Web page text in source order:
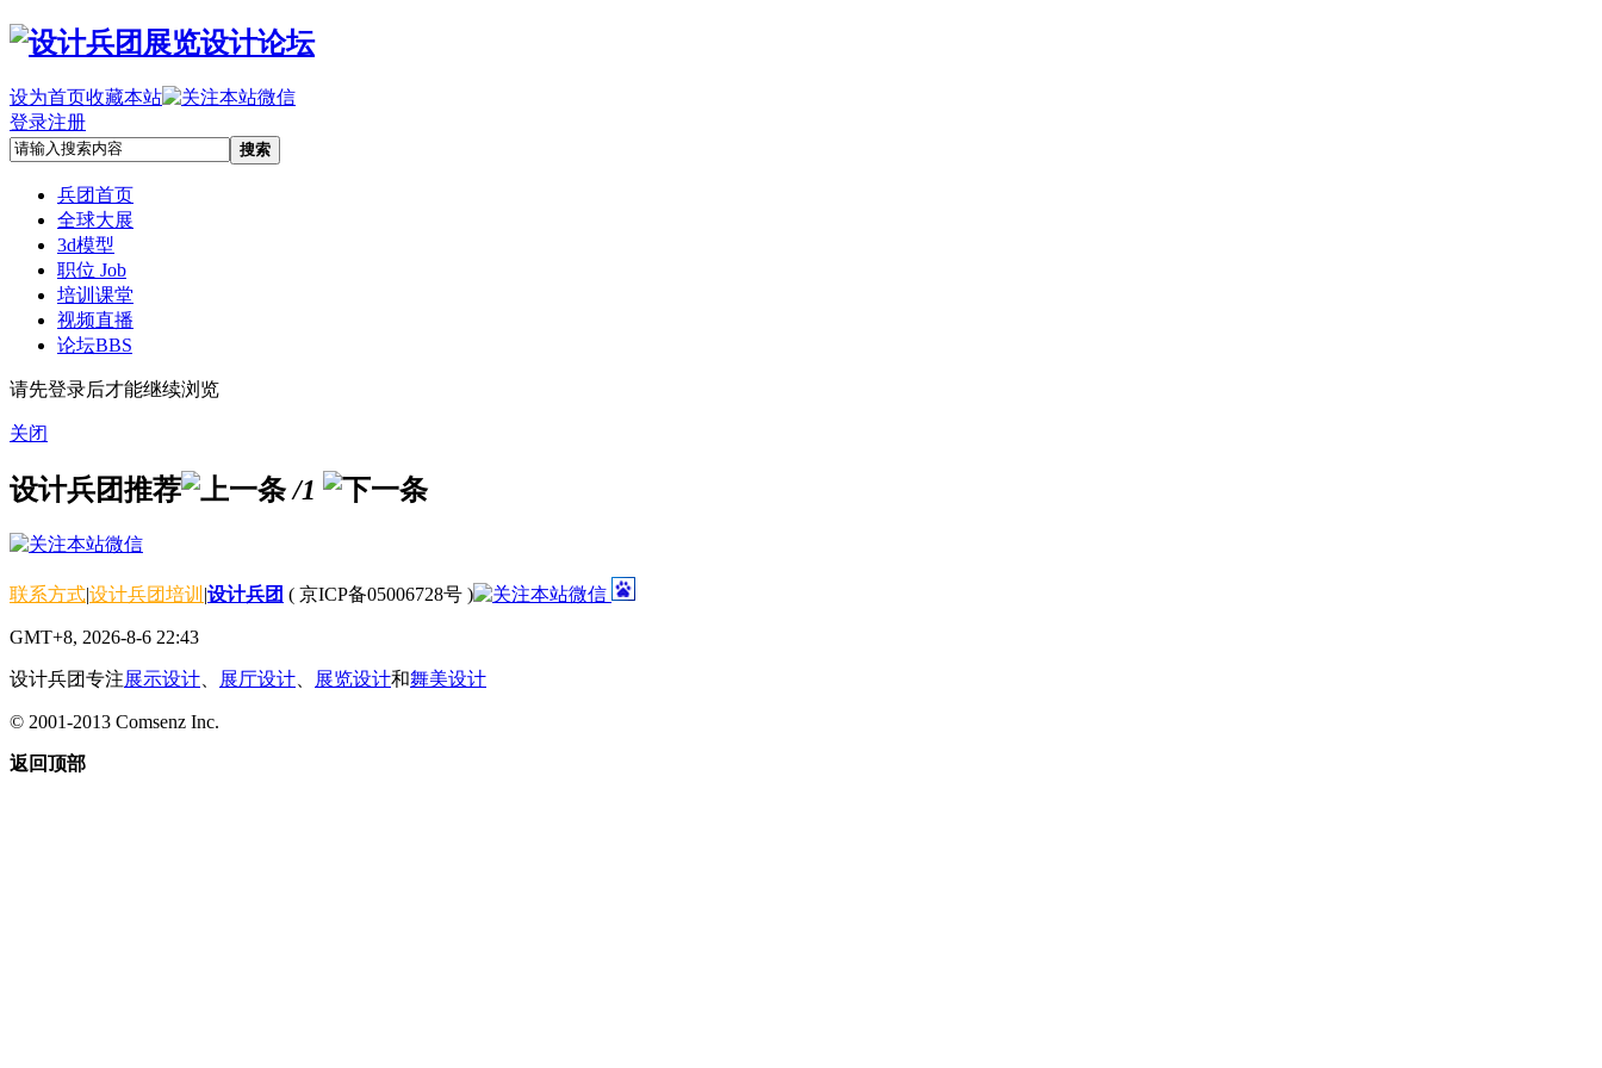
设为首页收藏本站
登录注册
搜索
兵团首页
全球大展
3d模型
职位 Job
培训课堂
视频直播
论坛BBS
请先登录后才能继续浏览
关闭
设计兵团推荐 /1
联系方式|设计兵团培训 |设计兵团 ( 京ICP备05006728号 )
GMT+8, 2026-8-6 22:43
设计兵团专注展示设计 展厅设计 展览设计和舞美设计
© 2001-2013 Comsenz Inc.
返回顶部